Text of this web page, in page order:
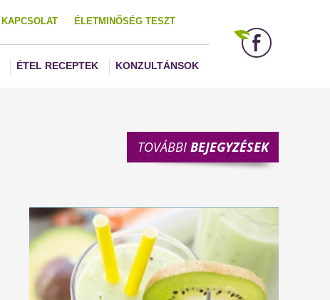
KAPCSOLAT ÉLETMINŐSÉG TESZT
ÉTEL RECEPTEK KONZULTÁNSOK
TOVÁBBIBEJEGYZÉSEK